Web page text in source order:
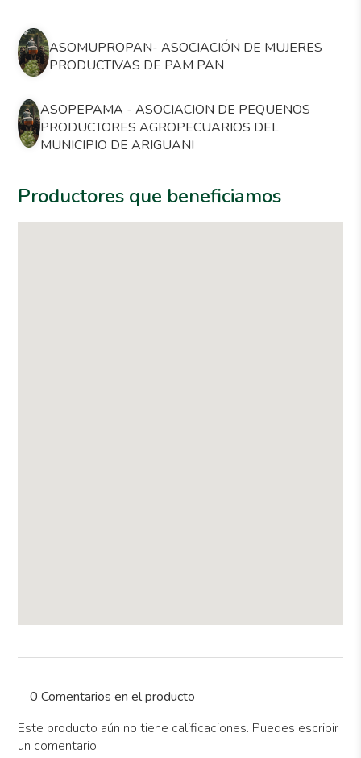
ASOMUPROPAN- ASOCIACIÓN DE MUJERES
PRODUCTIVAS DE PAM PAN
ASOPEPAMA - ASOCIACION DE PEQUENOS
PRODUCTORES AGROPECUARIOS DEL
MUNICIPIO DE ARIGUANI
Productores que beneficiamos
0 Comentarios en el producto
Este producto aún no tiene calificaciones. Puedes escribir
un comentario.